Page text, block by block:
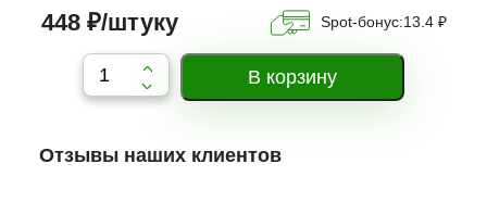
448 ₽/штуку Spot-бонус:13.4 ₽
Отзывы наших клиентов